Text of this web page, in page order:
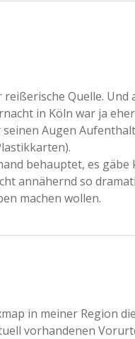
Quelle. Und
in Köln war ja
Augen
behauptet, es
annähernd so
machen wollen.
in meiner Region
vorhandenen